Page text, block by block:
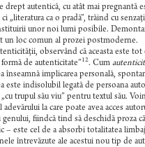
autentică, cu atât mai pregnantă
„literatura ca o pradă”, trăind cu
unor noi lumi posibile.
un loc comun al prozei postmoderne.
observând că aceasta este
de autenticitate”12. Cum
implicarea personală,
este indisolubil legată de persoana
trupul său viu” pentru textul său.
la care poate avea acces
fiindcă tind să deschidă proza
este cel de a absorbi totalitatea
întrevăzute ale acestui nou tip de